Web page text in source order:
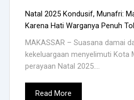
Natal 2025 Kondusif, Munafri:
Karena Hati Warganya Penuh
MAKASSAR – Suasana damai
kekeluargaan menyelimuti Kota
perayaan Natal 2025....
Read More